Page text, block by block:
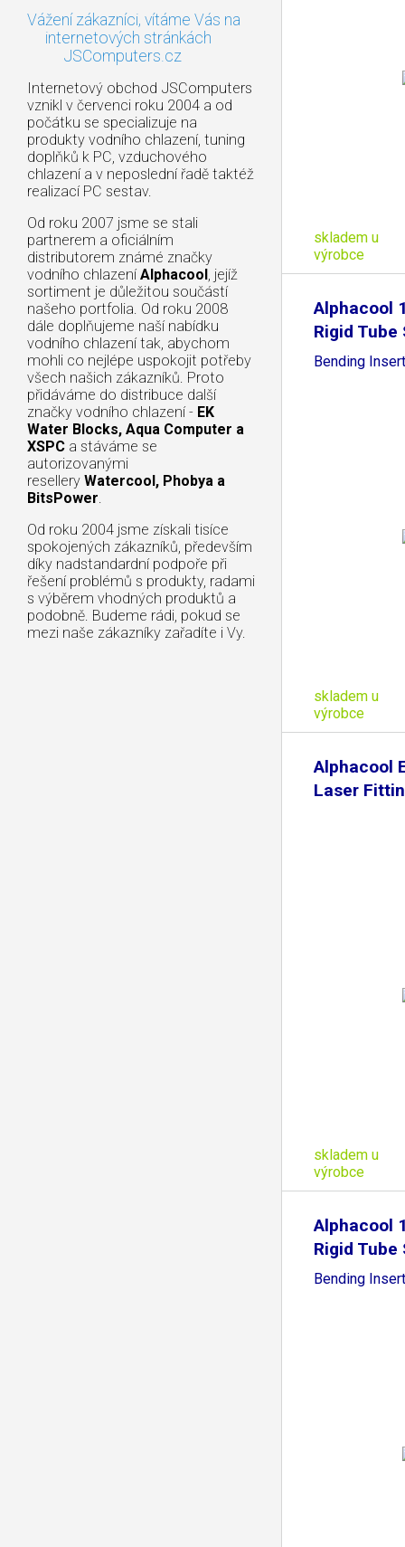
Vážení zákazníci, vítáme Vás na
internetových stránkách
JSComputers.cz
Internetový obchod JSComputers
vznikl v červenci roku 2004 a od
počátku se specializuje na
produkty vodního chlazení, tuning
doplňků k PC, vzduchového
chlazení a v neposlední řadě taktéž
realizací PC sestav.
Od roku 2007 jsme se stali
partnerem a oficiálním
distributorem známé značky
vodního chlazení Alphacool, jejíž
sortiment je důležitou součástí
našeho portfolia. Od roku 2008
dále doplňujeme naší nabídku
vodního chlazení tak, abychom
mohli co nejlépe uspokojit potřeby
všech našich zákazníků. Proto
přidáváme do distribuce další
značky vodního chlazení - EK
Water Blocks, Aqua Computer a
XSPC a stáváme se
autorizovanými
resellery Watercool, Phobya a
BitsPower.
Od roku 2004 jsme získali tisíce
spokojených zákazníků, především
díky nadstandardní podpoře při
řešení problémů s produkty, radami
s výběrem vhodných produktů a
podobně. Budeme rádi, pokud se
mezi naše zákazníky zařadíte i Vy.
skladem u
výrobce
Alphacool
Rigid Tube
Bending
skladem u
výrobce
Alphacool
Laser
skladem u
výrobce
Alphacool
Rigid Tube
Bending